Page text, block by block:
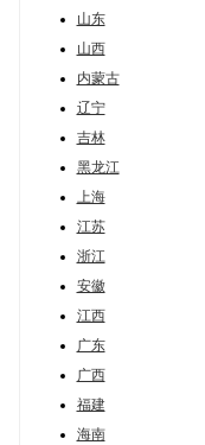
山东
山西
内蒙古
辽宁
吉林
黑龙江
上海
江苏
浙江
安徽
江西
广东
广西
福建
海南